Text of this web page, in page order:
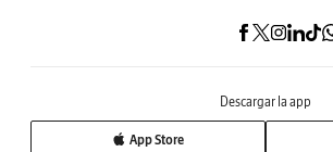
Descargar la app
App Store